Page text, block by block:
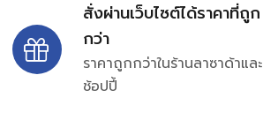
สั่งผ่านเว็บไซต์ได้ราคาที่ถูก
กว่า
ราคาถูกกว่าในร้านลาซาด้าและ
ช้อปปี้